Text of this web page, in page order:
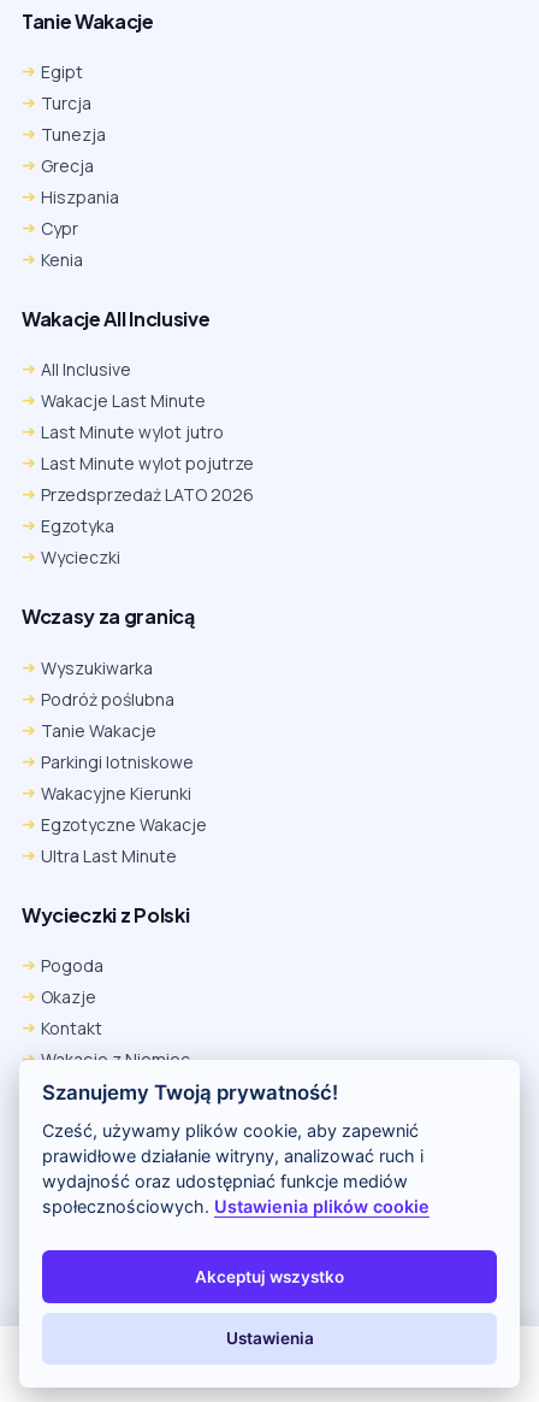
Tanie Wakacje
Egipt
Turcja
Tunezja
Grecja
Hiszpania
Cypr
Kenia
Wakacje All Inclusive
All Inclusive
Wakacje Last Minute
Last Minute wylot jutro
Last Minute wylot pojutrze
Przedsprzedaż LATO 2026
Egzotyka
Wycieczki
Wczasy za granicą
Wyszukiwarka
Podróż poślubna
Tanie Wakacje
Parkingi lotniskowe
Wakacyjne Kierunki
Egzotyczne Wakacje
Ultra Last Minute
Wycieczki z Polski
Pogoda
Okazje
Kontakt
Wakacje z Niemiec
Polityka Prywatności
Wakacje w Egipcie
Rankingi hoteli
Kontakt i reklama
Polityka prywatności
Copyright (c) 2026 Odkryj Wakacje
Szanujemy Twoją prywatność!
Cześć, używamy plików cookie, aby zapewnić
prawidłowe działanie witryny, analizować ruch i
wydajność oraz udostępniać funkcje mediów
społecznościowych. Ustawienia plików cookie
Akceptuj wszystko
Ustawienia